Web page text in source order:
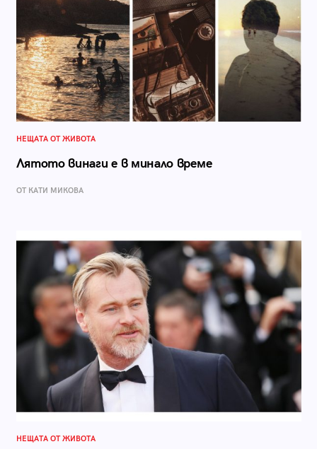
НЕЩАТА ОТ ЖИВОТА
Лятото винаги е в минало време
ОТ КАТИ МИКОВА
НЕЩАТА ОТ ЖИВОТА